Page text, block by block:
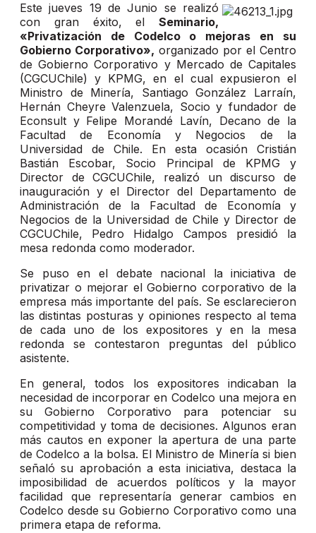
Este jueves 19 de Junio se realizó
con gran éxito, el Seminario,
«Privatización de Codelco o mejoras en su
Gobierno Corporativo», organizado por el Centro
de Gobierno Corporativo y Mercado de Capitales
(CGCUChile) y KPMG, en el cual expusieron el
Ministro de Minería, Santiago González Larraín,
Hernán Cheyre Valenzuela, Socio y fundador de
Econsult y Felipe Morandé Lavín, Decano de la
Facultad de Economía y Negocios de la
Universidad de Chile. En esta ocasión Cristián
Bastián Escobar, Socio Principal de KPMG y
Director de CGCUChile, realizó un discurso de
inauguración y el Director del Departamento de
Administración de la Facultad de Economía y
Negocios de la Universidad de Chile y Director de
CGCUChile, Pedro Hidalgo Campos presidió la
mesa redonda como moderador.
Se puso en el debate nacional la iniciativa de
privatizar o mejorar el Gobierno corporativo de la
empresa más importante del país. Se esclarecieron
las distintas posturas y opiniones respecto al tema
de cada uno de los expositores y en la mesa
redonda se contestaron preguntas del público
asistente.
En general, todos los expositores indicaban la
necesidad de incorporar en Codelco una mejora en
su Gobierno Corporativo para potenciar su
competitividad y toma de decisiones. Algunos eran
más cautos en exponer la apertura de una parte
de Codelco a la bolsa. El Ministro de Minería si bien
señaló su aprobación a esta iniciativa, destaca la
imposibilidad de acuerdos políticos y la mayor
facilidad que representaría generar cambios en
Codelco desde su Gobierno Corporativo como una
primera etapa de reforma.